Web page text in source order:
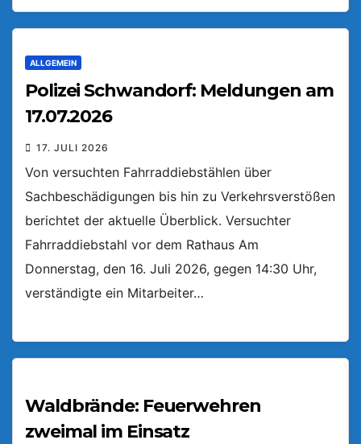
ALLGEMEIN
Polizei Schwandorf: Meldungen am
17.07.2026
17. JULI 2026
Von versuchten Fahrraddiebstählen über
Sachbeschädigungen bis hin zu Verkehrsverstößen
berichtet der aktuelle Überblick. Versuchter
Fahrraddiebstahl vor dem Rathaus Am
Donnerstag, den 16. Juli 2026, gegen 14:30 Uhr,
verständigte ein Mitarbeiter…
Waldbrände: Feuerwehren
zweimal im Einsatz